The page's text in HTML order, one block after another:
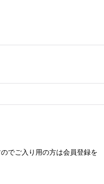
でご入り用の方は会員登録を